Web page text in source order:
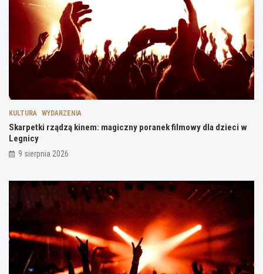
KULTURA WYDARZENIA
Skarpetki rządzą kinem: magiczny poranek filmowy dla dzieci w
Legnicy
9 sierpnia 2026